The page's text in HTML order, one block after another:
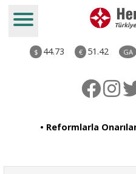
$ 44.73 € 51.42 GA
• Reformlarla